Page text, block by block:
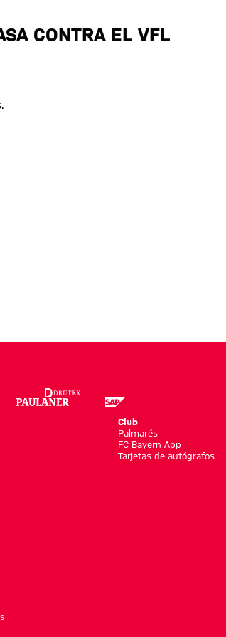
CONTRA EL VFL
Club
Palmarés
FC Bayern App
Tarjetas de autógrafos